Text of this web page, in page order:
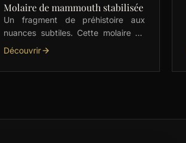
Molaire de mammouth stabilisée
Un fragment de préhistoire aux
nuances subtiles. Cette molaire de
mammouth stabilisée, avec ses
pour les manches de couteaux, …
Découvrir